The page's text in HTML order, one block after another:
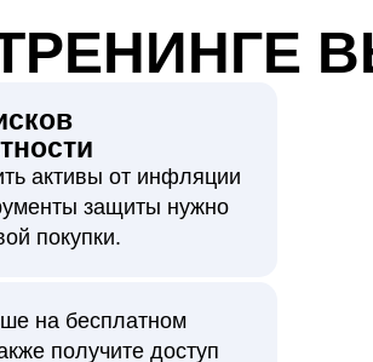
активы от инфляции
защиты нужно
покупки.
на бесплатном
получите доступ